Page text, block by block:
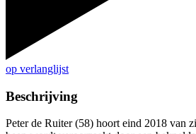
op verlanglijst
Beschrijving
Peter de Ruiter (58) hoort eind 2018 van